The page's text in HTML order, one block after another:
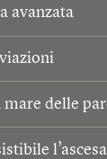
avanzata
mare delle